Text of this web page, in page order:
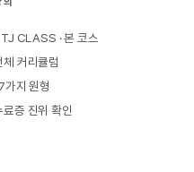
CLASS · 본 코스
체 커리큘럼
가지 원형
료증 진위 확인